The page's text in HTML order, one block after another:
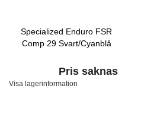
Specialized Enduro FSR
Comp 29 Svart/Cyanblå
Pris saknas
Visa lagerinformation